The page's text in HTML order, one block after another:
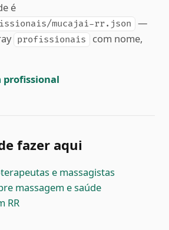
é
mucajai-rr.json
—
profissionais
com nome,
profissional
fazer aqui
e massagistas
massagem e saúde
RR